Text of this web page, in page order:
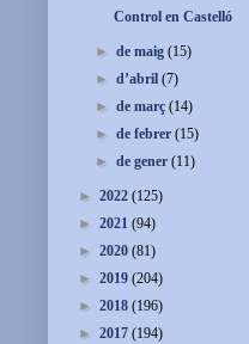
Control en Castelló
►de maig(15)
►d’abril(7)
►de març(14)
►de febrer(15)
►de gener(11)
► 2022 (125)
► 2021 (94)
► 2020 (81)
► 2019 (204)
► 2018 (196)
► 2017 (194)